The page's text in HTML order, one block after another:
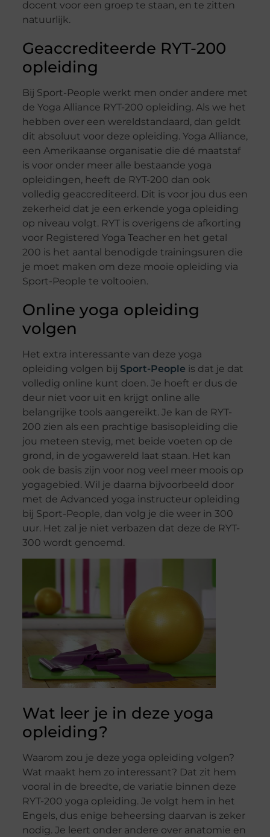
docent voor een groep te staan, en te zitten
natuurlijk.
Geaccrediteerde RYT-200
opleiding
Bij Sport-People werkt men onder andere met
de Yoga Alliance RYT-200 opleiding. Als we het
hebben over een wereldstandaard, dan geldt
dit absoluut voor deze opleiding. Yoga Alliance,
een Amerikaanse organisatie die dé maatstaf
is voor onder meer alle bestaande yoga
opleidingen, heeft de RYT-200 dan ook
volledig geaccrediteerd. Dit is voor jou dus een
zekerheid dat je een erkende yoga opleiding
op niveau volgt. RYT is overigens de afkorting
voor Registered Yoga Teacher en het getal
200 is het aantal benodigde trainingsuren die
je moet maken om deze mooie opleiding via
Sport-People te voltooien.
Online yoga opleiding
volgen
Het extra interessante van deze yoga
opleiding volgen bij Sport-People is dat je dat
volledig online kunt doen. Je hoeft er dus de
deur niet voor uit en krijgt online alle
belangrijke tools aangereikt. Je kan de RYT-
200 zien als een prachtige basisopleiding die
jou meteen stevig, met beide voeten op de
grond, in de yogawereld laat staan. Het kan
ook de basis zijn voor nog veel meer moois op
yogagebied. Wil je daarna bijvoorbeeld door
met de Advanced yoga instructeur opleiding
bij Sport-People, dan volg je die weer in 300
uur. Het zal je niet verbazen dat deze de RYT-
300 wordt genoemd.
Wat leer je in deze yoga
opleiding?
Waarom zou je deze yoga opleiding volgen?
Wat maakt hem zo interessant? Dat zit hem
vooral in de breedte, de variatie binnen deze
RYT-200 yoga opleiding. Je volgt hem in het
Engels, dus enige beheersing daarvan is zeker
nodig. Je leert onder andere over anatomie en